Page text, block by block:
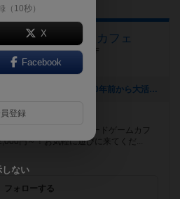
のボードゲームカフェ
比寿1丁目26-17 阿部ビル 4F
[NEW] 【おすすめボードゲーム】(前編)10周年企画！10年前から大活躍のボードゲーム【#163】をあげました（2026年08月06日 00時03分）
時、休日13～23時はボードゲームカフ
円～！お気軽に遊びに来てくだ...
フォローする
（10秒）
X
Facebook
登録
しない